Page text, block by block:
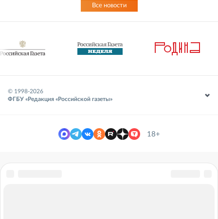
Все новости
© 1998-2026
ФГБУ «Редакция «Российской газеты»
18+